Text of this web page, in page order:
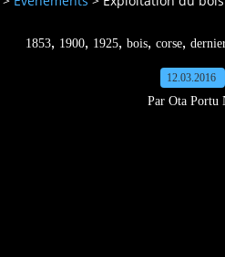
1853, 1900, 1925, bois, corse,
12.03.2016
Par Ota Portu